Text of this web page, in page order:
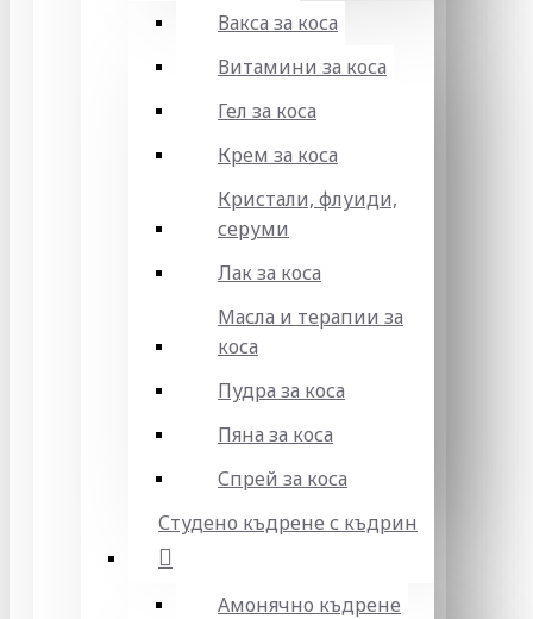
Вакса за коса
Витамини за коса
Гел за коса
Крем за коса
Кристали, флуиди,
серуми
Лак за коса
Масла и терапии за
коса
Пудра за коса
Пяна за коса
Спрей за коса
Студено къдрене с къдрин
Амонячно къдрене